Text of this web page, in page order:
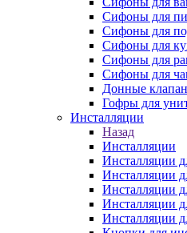
Сифоны для
Сифоны для
Сифоны для
Сифоны для
Сифоны для
Донные
Гофры для
Инсталляции
Назад
Инсталляции
Инсталляции
Инсталляции
Инсталляции
Инсталляции
Инсталляции